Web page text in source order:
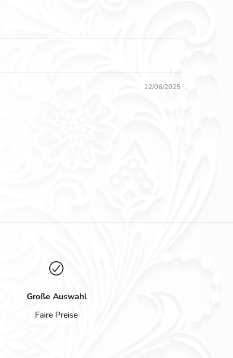
12/06/2025
Große Auswahl
Faire Preise